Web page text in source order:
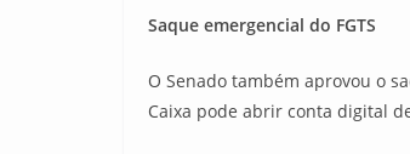
Saque emergencial do FGTS
O Senado também aprovou o
Caixa pode abrir conta digital